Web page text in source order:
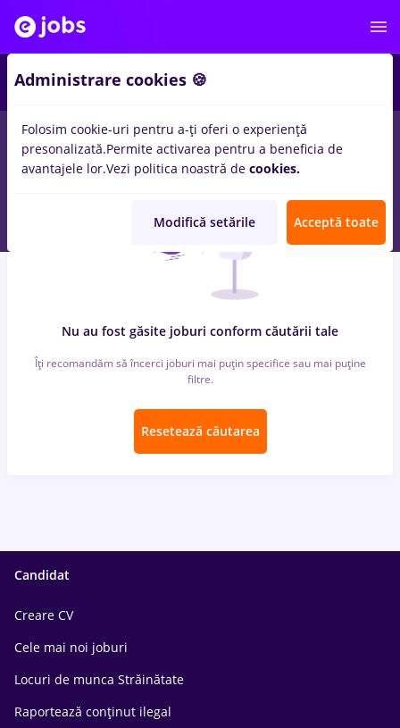
locuri de muncasccinStrainatate pentruStudent
Nu au fost găsite joburi conform căutării tale
Îți recomandăm să încerci joburi mai puțin specifice sau mai puține
filtre.
Resetează căutarea
Candidat
Creare CV
Cele mai noi joburi
Locuri de munca Străinătate
Raportează conținut ilegal
Administrare cookies 🍪
Folosim cookie-uri pentru a-ți oferi o experiență
presonalizată.Permite activarea pentru a beneficia de
avantajele lor.Vezi politica noastră de cookies.
Modifică setările Acceptă toate